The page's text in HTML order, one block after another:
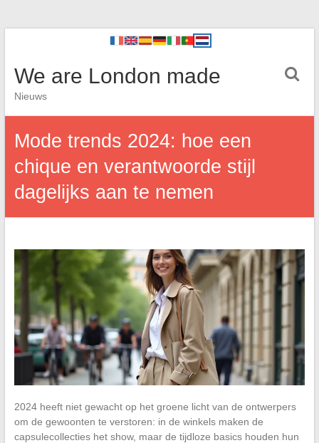
We are London made
Nieuws
Mode trends 2024: hoe een
chique en verantwoorde stijl
dagelijks aan te nemen
2024 heeft niet gewacht op het groene licht van de ontwerpers
om de gewoonten te verstoren: in de winkels maken de
capsulecollecties het show, maar de tijdloze basics houden hun